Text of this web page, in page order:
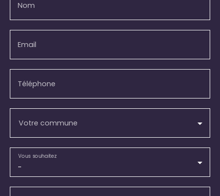
Nom
Email
Téléphone
Votre commune
-
Vous souhaitez